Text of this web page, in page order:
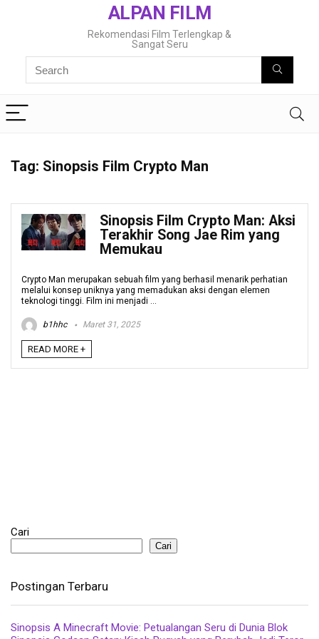
ALPAN FILM
Rekomendasi Film Terlengkap &
Sangat Seru
Tag: Sinopsis Film Crypto Man
Sinopsis Film Crypto Man: Aksi
Terakhir Song Jae Rim yang
Memukau
Crypto Man merupakan sebuah film yang berhasil menarik perhatian
melalui konsep uniknya yang memadukan aksi dengan elemen
teknologi tinggi. Film ini menjadi ...
b1hhc Maret 31, 2025
READ MORE +
Cari
Cari
Postingan Terbaru
Sinopsis A Minecraft Movie: Petualangan Seru di Dunia Blok